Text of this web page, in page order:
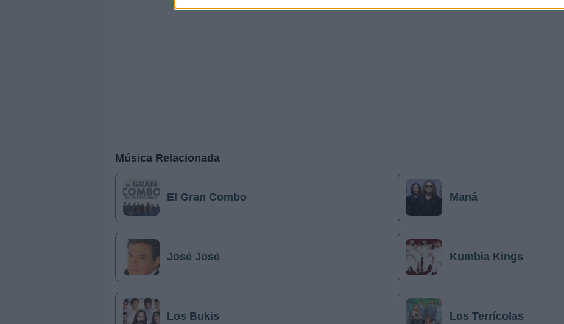
Música Relacionada
El Gran Combo Maná
José José Kumbia Kings
Los Bukis Los Terrícolas